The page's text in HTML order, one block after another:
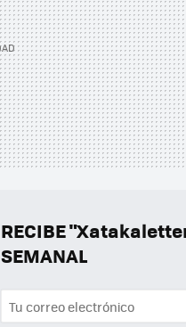
RECIBE
SEMANAL